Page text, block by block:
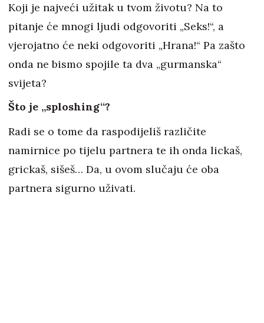
Koji je najveći užitak u tvom životu? Na to
pitanje će mnogi ljudi odgovoriti „Seks!“, a
vjerojatno će neki odgovoriti „Hrana!“ Pa zašto
onda ne bismo spojile ta dva „gurmanska“
svijeta?
Što je „sploshing“?
Radi se o tome da raspodijeliš različite
namirnice po tijelu partnera te ih onda lickaš,
grickaš, sišeš… Da, u ovom slučaju će oba
partnera sigurno uživati.